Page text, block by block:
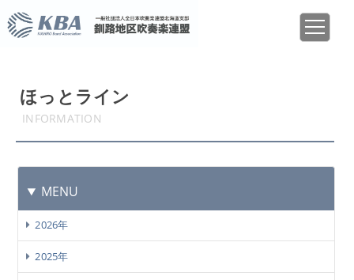
ほっとライン
INFORMATION
MENU
2026年
2025年